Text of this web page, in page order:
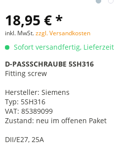
18,95 € *
inkl. MwSt.zzgl. Versandkosten
Sofort versandfertig,
D-PASSSCHRAUBE 5SH316
Fitting screw
Hersteller: Siemens
Typ: 5SH316
VAT: 85389099
Zustand: neu im offenen Paket
DII/E27, 25A